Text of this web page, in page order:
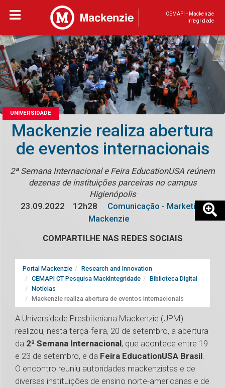
CEMAPI - Mackenzie
Integridade
UNIVERSIDADE
Mackenzie realiza abertura
de eventos internacionais
2ª Semana Internacional e Feira EducationUSA reúnem
dezenas de instituições parceiras no campus
Higienópolis
23.09.2022
12h28
Comunicação - Marketing
Mackenzie
COMPARTILHE NAS REDES SOCIAIS
Portal Mackenzie
Research and Innovation
CEMAPI CT Pesquisa MackIntegridade
Biblioteca Digital
Notícias
Mackenzie realiza abertura de eventos internacionais
A Universidade Presbiteriana Mackenzie (UPM)
realizou, nesta terça-feira, 20 de setembro, a abertura
da 2ª Semana Internacional, que acontece entre 19
e 23 de setembro, e da Feira EducationUSA Brasil.
O encontro reuniu autoridades mackenzistas e de
diversas instituições de ensino norte-americanas e de